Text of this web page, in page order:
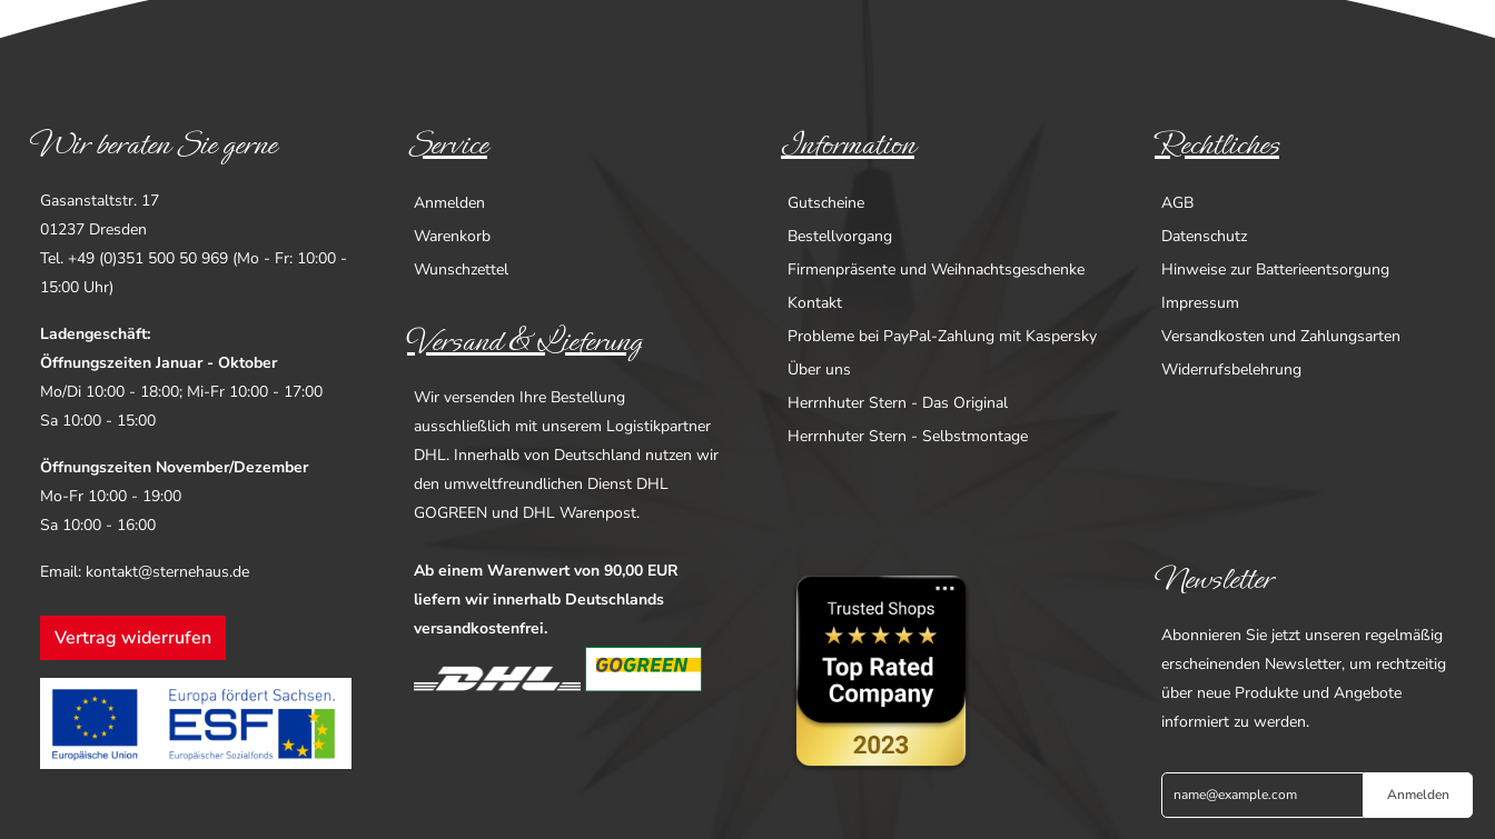
Wir beraten Sie gerne
Gasanstaltstr. 17
01237 Dresden
Tel. +49 (0)351 500 50 969 (Mo - Fr: 10:00 -
15:00 Uhr)
Ladengeschäft:
Öffnungszeiten Januar - Oktober
Mo/Di 10:00 - 18:00; Mi-Fr 10:00 - 17:00
Sa 10:00 - 15:00
Öffnungszeiten November/Dezember
Mo-Fr 10:00 - 19:00
Sa 10:00 - 16:00
Email: kontakt@sternehaus.de
Vertrag widerrufen
Service
Anmelden
Warenkorb
Wunschzettel
Information
Gutscheine
Bestellvorgang
Firmenpräsente und Weihnachtsgeschenke
Kontakt
Probleme bei PayPal-Zahlung mit Kaspersky
Über uns
Herrnhuter Stern - Das Original
Herrnhuter Stern - Selbstmontage
Rechtliches
AGB
Datenschutz
Hinweise zur Batterieentsorgung
Impressum
Versandkosten und Zahlungsarten
Widerrufsbelehrung
Versand & Lieferung
Wir versenden Ihre Bestellung
ausschließlich mit unserem Logistikpartner
DHL. Innerhalb von Deutschland nutzen wir
den umweltfreundlichen Dienst DHL
GOGREEN und DHL Warenpost.
Ab einem Warenwert von 90,00 EUR
liefern wir innerhalb Deutschlands
versandkostenfrei.
Newsletter
Abonnieren Sie jetzt unseren regelmäßig
erscheinenden Newsletter, um rechtzeitig
über neue Produkte und Angebote
informiert zu werden.
Anmelden